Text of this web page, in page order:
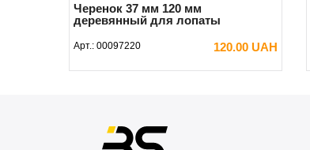
Черенок 37 мм 120 мм
деревянный для лопаты
Арт.: 00097220 120.00 UAH
В КОРЗИНУ